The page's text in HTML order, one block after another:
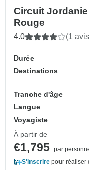
Circuit
Rouge
4.0 (1
Durée
Destinations
Tranche d'âge
Langue
Voyagiste
À partir de
€1,795 par
S'inscrire pour réaliser